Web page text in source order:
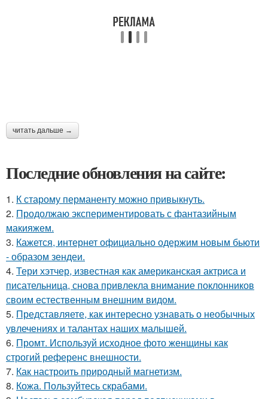
читать дальше →
Последние обновления на сайте:
1. К старому перманенту можно привыкнуть.
2. Продолжаю экспериментировать с фантазийным
макияжем.
3. Кажется, интернет официально одержим новым бьюти
- образом зендеи.
4. Тери хэтчер, известная как американская актриса и
писательница, снова привлекла внимание поклонников
своим естественным внешним видом.
5. Представляете, как интересно узнавать о необычных
увлечениях и талантах наших малышей.
6. Промт. Используй исходное фото женщины как
строгий референс внешности.
7. Как настроить природный магнетизм.
8. Кожа. Пользуйтесь скрабами.